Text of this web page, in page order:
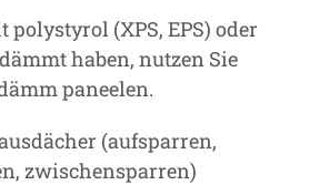
polystyrol (XPS, EPS) oder
haben, nutzen Sie
paneelen.
(aufsparren,
zwischensparren)